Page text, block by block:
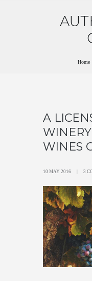
Home
A
WINES
10 MAY 2016 3